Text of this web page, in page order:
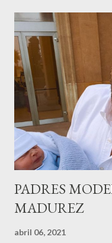
peluquería del
contaba detalles del
radio,en el programa que
horas . Carolina y
Museu Marítim de BCN
destacadas del sector,así
de comunicación, en una
años peinando almas,
PADRES
MADUREZ
abril 06, 2021